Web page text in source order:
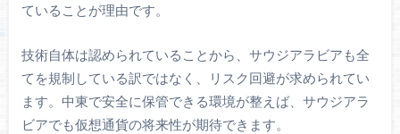
ていることが理由です。
技術自体は認められていることから、サウジアラビアも全
てを規制している訳ではなく、リスク回避が求められてい
ます。中東で安全に保管できる環境が整えば、サウジアラ
ビアでも仮想通貨の将来性が期待できます。